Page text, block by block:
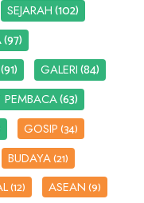
SEJARAH(102)
(97)
(91) GALERI(84)
PEMBACA(63)
GOSIP(34)
BUDAYA(21)
(12) ASEAN(9)